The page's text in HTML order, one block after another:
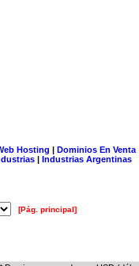
Hosting | Dominios En Venta
| Industrias Argentinas
[Pág. principal]